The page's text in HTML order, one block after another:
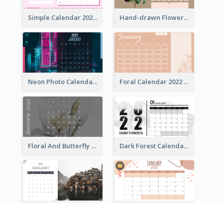
Simple Calendar 2022 With Notes Hand-drawn Flowers Calender
Neon Photo Calendar Foral Calendar 2022 With Notes
Floral And Butterfly Calendar Dark Forest Calendar